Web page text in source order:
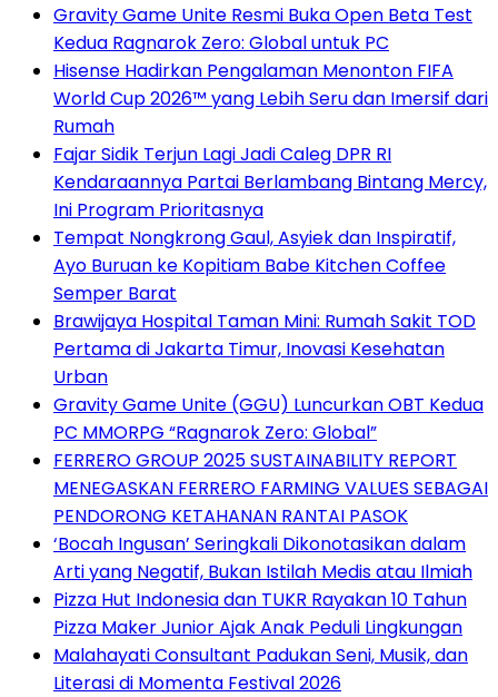
Gravity Game Unite Resmi Buka Open Beta Test
Kedua Ragnarok Zero: Global untuk PC
Hisense Hadirkan Pengalaman Menonton FIFA
World Cup 2026™ yang Lebih Seru dan Imersif dari
Rumah
Fajar Sidik Terjun Lagi Jadi Caleg DPR RI
Kendaraannya Partai Berlambang Bintang Mercy,
Ini Program Prioritasnya
Tempat Nongkrong Gaul, Asyiek dan Inspiratif,
Ayo Buruan ke Kopitiam Babe Kitchen Coffee
Semper Barat
Brawijaya Hospital Taman Mini: Rumah Sakit TOD
Pertama di Jakarta Timur, Inovasi Kesehatan
Urban
Gravity Game Unite (GGU) Luncurkan OBT Kedua
PC MMORPG “Ragnarok Zero: Global”
FERRERO GROUP 2025 SUSTAINABILITY REPORT
MENEGASKAN FERRERO FARMING VALUES SEBAGAI
PENDORONG KETAHANAN RANTAI PASOK
‘Bocah Ingusan’ Seringkali Dikonotasikan dalam
Arti yang Negatif, Bukan Istilah Medis atau Ilmiah
Pizza Hut Indonesia dan TUKR Rayakan 10 Tahun
Pizza Maker Junior Ajak Anak Peduli Lingkungan
Malahayati Consultant Padukan Seni, Musik, dan
Literasi di Momenta Festival 2026